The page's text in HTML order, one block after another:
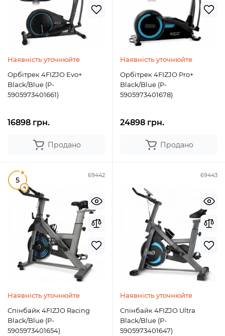
Наявність уточнюйте
Орбітрек 4FIZJO Evo+
Black/Blue (P-
5905973401661)
16898 грн.
Продано
Наявність уточнюйте
Орбітрек 4FIZJO Pro+
Black/Blue (P-
5905973401678)
24898 грн.
Продано
69442
5
4
Наявність уточнюйте
Спінбайк 4FIZJO Racing
Black/Blue (P-
5905973401654)
69443
Наявність уточнюйте
Спінбайк 4FIZJO Ultra
Black/Blue (P-
5905973401647)